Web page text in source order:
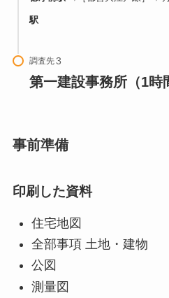
駅
調査先
第一建設事務所（1時
事前準備
印刷した資料
住宅地図
全部事項 土地・建物
公図
測量図